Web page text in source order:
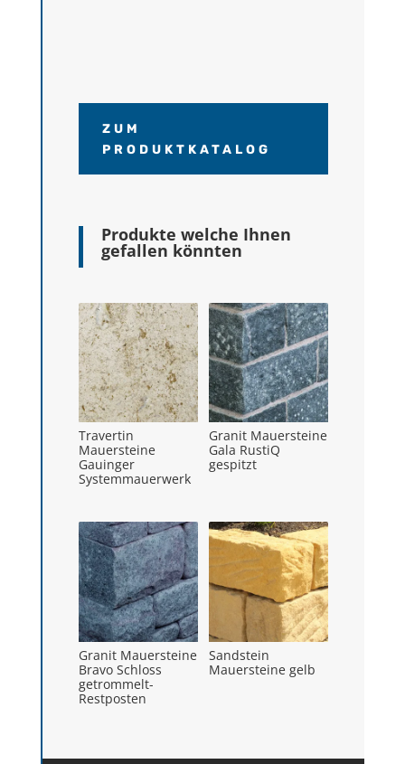
ZUM
PRODUKTKATALOG
Produkte welche Ihnen
gefallen könnten
Travertin
Mauersteine
Gauinger
Systemmauerwerk
Granit Mauersteine
Gala RustiQ
gespitzt
Granit Mauersteine
Bravo Schloss
getrommelt-
Restposten
Sandstein
Mauersteine gelb